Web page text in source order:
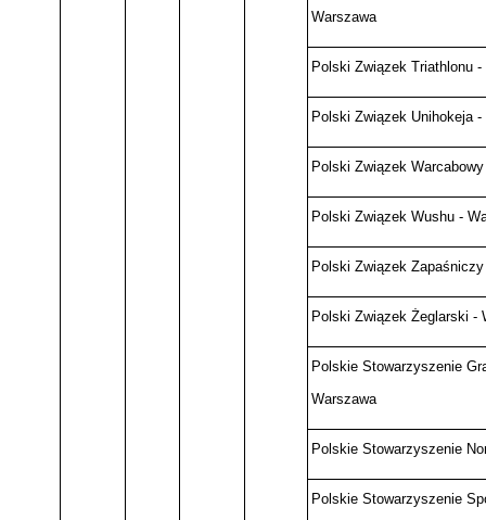
Warszawa
Polski Związek Triathlonu -
Polski Związek Unihokeja -
Polski Związek
Polski Związek Wushu -
Polski Związek
Polski Związek Żeglarski -
Polskie Stowarzyszenie
Warszawa
Polskie Stowarzyszenie
Polskie Stowarzyszenie